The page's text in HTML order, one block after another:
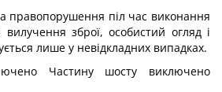
правопорушення піл час виконання
вилучення зброї, особистий огляд і
лише у невідкладних випадках.
Частину шосту виключено